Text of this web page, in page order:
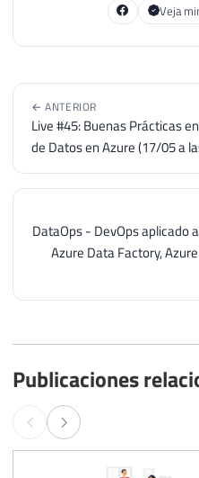
Veja
← ANTERIOR
Live #45: Buenas Prácticas
de Datos en Azure (17/05 a
DataOps - DevOps aplicado
Azure Data Factory,
Publicaciones